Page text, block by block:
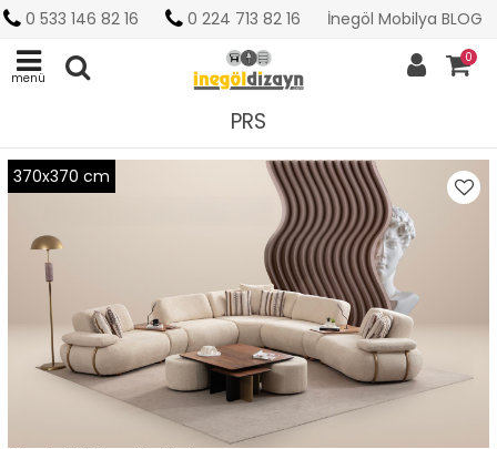
0 533 146 82 16 0 224 713 82 16 İnegöl Mobilya BLOG
menü
0
PRS
370x370 cm